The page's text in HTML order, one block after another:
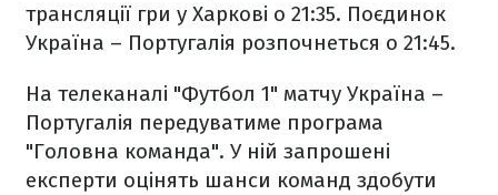
трансляції гри у Харкові о 21:35. Поєдинок
Україна – Португалія розпочнеться о 21:45.
На телеканалі "Футбол 1" матчу Україна –
Португалія передуватиме програма
"Головна команда". У ній запрошені
експерти оцінять шанси команд здобути